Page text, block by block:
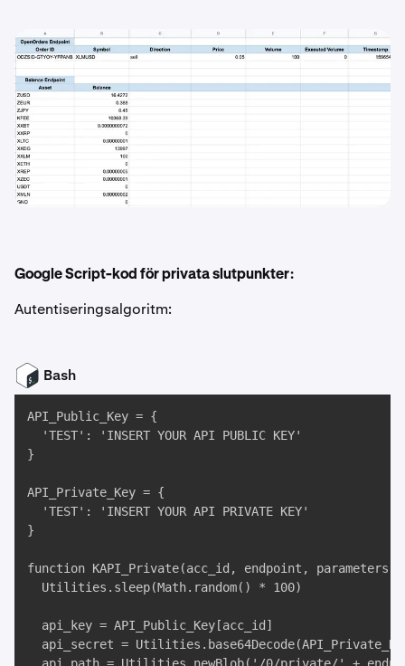
Google Script-kod för privata slutpunkter:
Autentiseringsalgoritm:
Bash
API_Public_Key = {
  'TEST': 'INSERT YOUR API PUBLIC KEY'
}
API_Private_Key = {
  'TEST': 'INSERT YOUR API PRIVATE KEY'
}
function KAPI_Private(acc_id, endpoint, parameters)
  Utilities.sleep(Math.random() * 100)
  api_key = API_Public_Key[acc_id]
api_secret =